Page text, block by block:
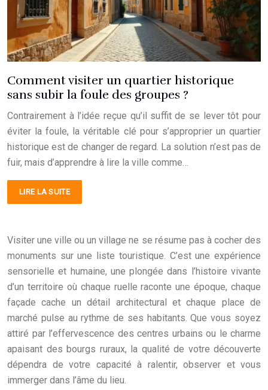
Comment visiter un quartier historique
sans subir la foule des groupes ?
Contrairement à l’idée reçue qu’il suffit de se lever tôt pour
éviter la foule, la véritable clé pour s’approprier un quartier
historique est de changer de regard. La solution n’est pas de
fuir, mais d’apprendre à lire la ville comme…
LIRE LA SUITE
Visiter une ville ou un village ne se résume pas à cocher des
monuments sur une liste touristique. C’est une expérience
sensorielle et humaine, une plongée dans l’histoire vivante
d’un territoire où chaque ruelle raconte une époque, chaque
façade cache un détail architectural et chaque place de
marché pulse au rythme de ses habitants. Que vous soyez
attiré par l’effervescence des centres urbains ou le charme
apaisant des bourgs ruraux, la qualité de votre découverte
dépendra de votre capacité à ralentir, observer et vous
immerger dans l’âme du lieu.